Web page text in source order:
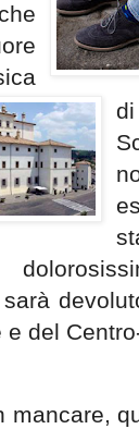
del
mancare,